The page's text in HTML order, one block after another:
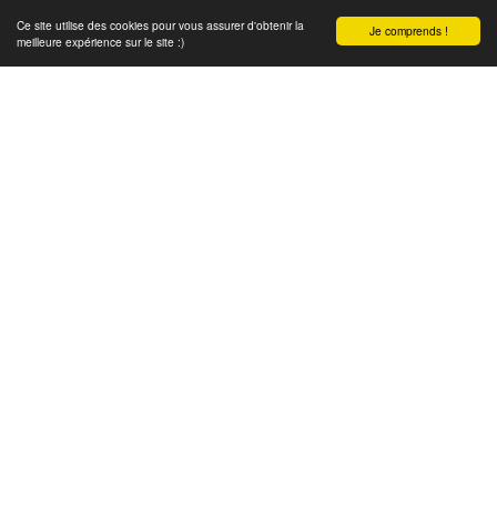
Je comprends !
Ce site utilise des cookies pour vous assurer d'obtenir la
meilleure expérience sur le site :)